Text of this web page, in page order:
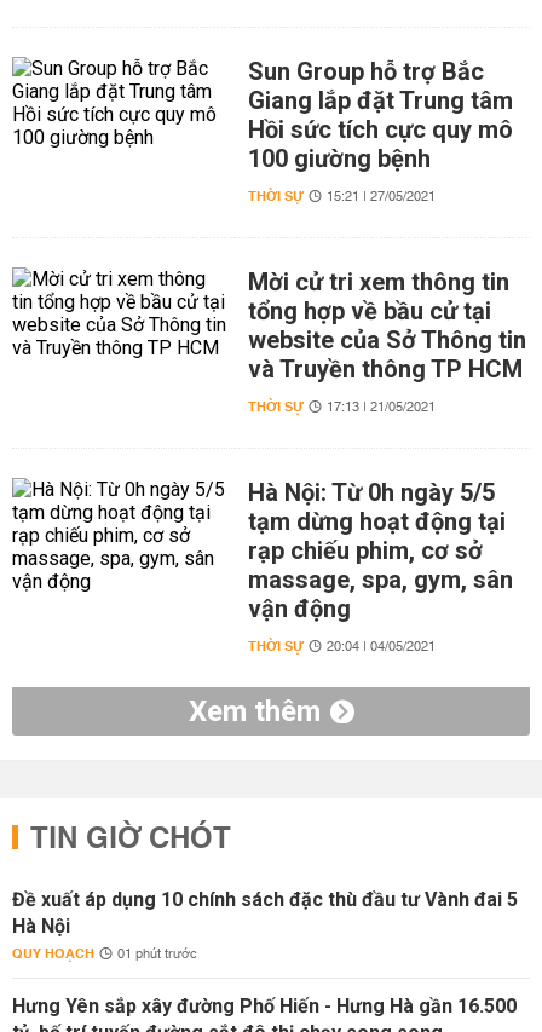
Sun Group hỗ trợ Bắc
Giang lắp đặt Trung tâm
Hồi sức tích cực quy mô
100 giường bệnh
THỜI SỰ 15:21 | 27/05/2021
Mời cử tri xem thông tin
tổng hợp về bầu cử tại
website của Sở Thông tin
và Truyền thông TP HCM
THỜI SỰ 17:13 | 21/05/2021
Hà Nội: Từ 0h ngày 5/5
tạm dừng hoạt động tại
rạp chiếu phim, cơ sở
massage, spa, gym, sân
vận động
THỜI SỰ 20:04 | 04/05/2021
Xem thêm
TIN GIỜ CHÓT
Đề xuất áp dụng 10 chính sách đặc thù đầu tư Vành đai 5
Hà Nội
QUY HOẠCH 01 phút trước
Hưng Yên sắp xây đường Phố Hiến - Hưng Hà gần 16.500